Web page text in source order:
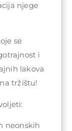
njege
se
i
lakova
tržištu!
neonskih